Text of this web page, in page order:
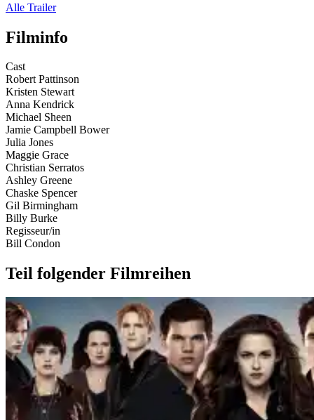
Alle Trailer
Filminfo
Cast
Robert Pattinson
Kristen Stewart
Anna Kendrick
Michael Sheen
Jamie Campbell Bower
Julia Jones
Maggie Grace
Christian Serratos
Ashley Greene
Chaske Spencer
Gil Birmingham
Billy Burke
Regisseur/in
Bill Condon
Teil folgender Filmreihen